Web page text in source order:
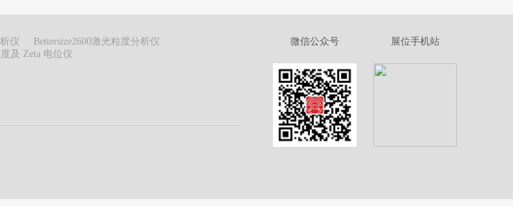
仪
Bettersize2600激光粒度分析仪
及 Zeta 电位仪
微信公众号 展位手机站